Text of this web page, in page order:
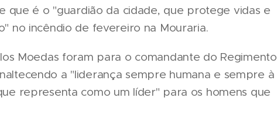
que é o "guardião da cidade, que protege vidas e
no incêndio de fevereiro na Mouraria.
Moedas foram para o comandante do Regimento
a "liderança sempre humana e sempre à
representa como um líder" para os homens que